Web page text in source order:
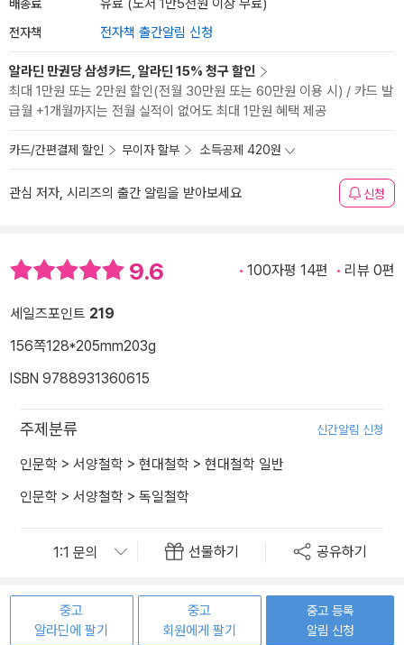
배송료 유료 (도서 1만5천원 이상 무료)
전자책 전자책 출간알림 신청
알라딘 만권당 삼성카드, 알라딘 15% 청구 할인
최대 1만원 또는 2만원 할인(전월 30만원 또는 60만원 이용 시) / 카드 발
급월 +1개월까지는 전월 실적이 없어도 최대 1만원 혜택 제공
카드/간편결제 할인 무이자 할부 소득공제 420원
관심 저자, 시리즈의 출간 알림을 받아보세요 신청
9.6 100자평 14편 리뷰 0편
세일즈포인트 219
156쪽128*205mm203g
ISBN 9788931360615
주제분류 신간알림 신청
인문학 > 서양철학 > 현대철학 > 현대철학 일반
인문학 > 서양철학 > 독일철학
선물하기 공유하기
중고
알라딘에 팔기
중고
회원에게 팔기
중고 등록
알림 신청